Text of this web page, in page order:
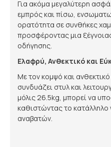
Για ακόμα μεγαλύτερη
εμπρός και πίσω,
ορατότητα σε συνθήκες
προσφέροντας μια
οδήγησης.
Ελαφρύ, Ανθεκτικό και
Με τον κομψό και
συνδυάζει στυλ και
μόλις 26.5kg, μπορεί να
καθιστώντας το κατάλληλο
αναβατών.